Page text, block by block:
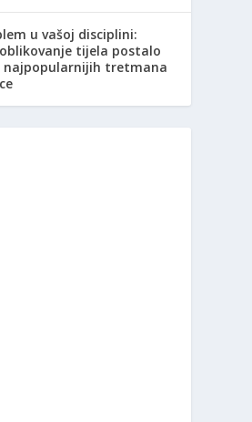
u vašoj disciplini:
tijela postalo
najpopularnijih tretmana